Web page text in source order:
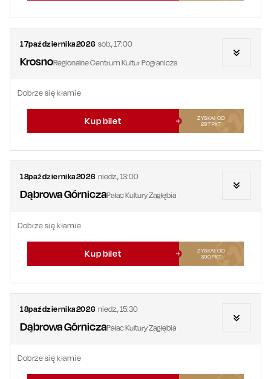
17października2026 sob.,17:00
KrosnoRegionalne Centrum Kultur Pogranicza
Dobrze się kłamie
Kup bilet
ZYSKAJ OD
297PKT
18października2026 niedz.,13:00
Dąbrowa GórniczaPałac Kultury Zagłębia
Dobrze się kłamie
Kup bilet
ZYSKAJ OD
300PKT
18października2026 niedz.,15:30
Dąbrowa GórniczaPałac Kultury Zagłębia
Dobrze się kłamie